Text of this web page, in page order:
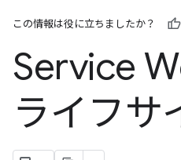
この情報は役に立ちましたか？
Service
ライフサ